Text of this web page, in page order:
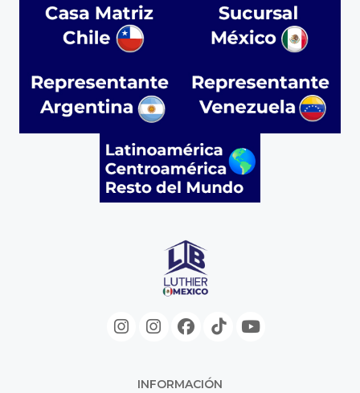
INFORMACIÓN